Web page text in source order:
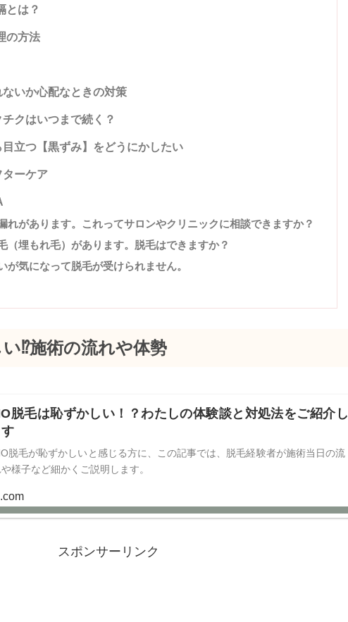
とは？
の方法
いか心配なときの対策
クはいつまで続く？
立つ【黒ずみ】をどうにかしたい
ターケア
れがあります。これってサロンやクリニックに相談できますか？
（埋もれ毛）があります。脱毛はできますか？
が気になって脱毛が受けられません。
⁉施術の流れや体勢
脱毛は恥ずかしい！？わたしの体験談と対処法をご紹介し
す
脱毛が恥ずかしいと感じる方に、この記事では、脱毛経験者が施術当日の流
様子など細かくご説明します。
スポンサーリンク